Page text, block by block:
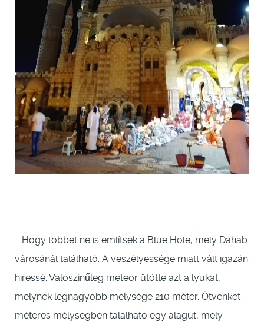
Hogy többet ne is említsek a Blue Hole, mely Dahab
városánál található. A veszélyessége miatt vált igazán
híressé. Valószínűleg meteor ütötte azt a lyukat,
melynek legnagyobb mélysége 210 méter. Ötvenkét
méteres mélységben található egy alagút, mely